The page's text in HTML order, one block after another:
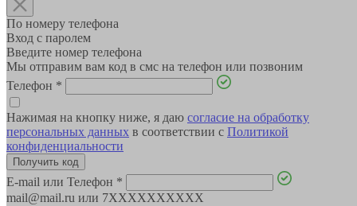
По номеру телефона
Вход с паролем
Введите номер телефона
Мы отправим вам код в смс на телефон или позвоним
Телефон *
Нажимая на кнопку ниже, я даю согласие на обработку
персональных данных в соответствии с Политикой
конфиденциальности
E-mail или Телефон *
mail@mail.ru или 7XXXXXXXXXX